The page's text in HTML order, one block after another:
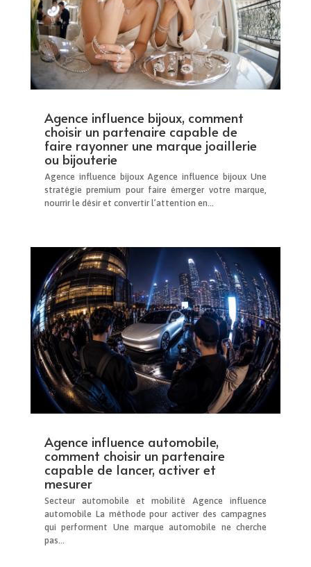
Agence influence bijoux, comment
choisir un partenaire capable de
faire rayonner une marque joaillerie
ou bijouterie
Agence influence bijoux Agence influence bijoux Une
stratégie premium pour faire émerger votre marque,
nourrir le désir et convertir l’attention en...
Agence influence automobile,
comment choisir un partenaire
capable de lancer, activer et
mesurer
Secteur automobile et mobilité Agence influence
automobile La méthode pour activer des campagnes
qui performent Une marque automobile ne cherche
pas...